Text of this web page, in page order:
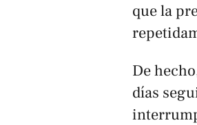
que la
De
días